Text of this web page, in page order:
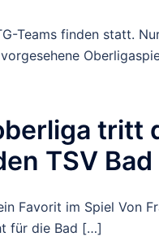
Teams finden statt.
tritt
TSV Bad
Favorit im Spiel Von
für die Bad […]